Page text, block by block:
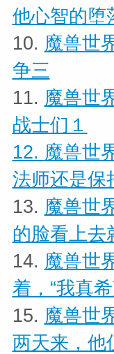
他心智的堕
10. 魔兽世
争三
11. 魔兽世
战士们１
12. 魔兽世
法师还是保
13. 魔兽世
的脸看上去
14. 魔兽世
着，“我真
15. 魔兽世
两天来，他